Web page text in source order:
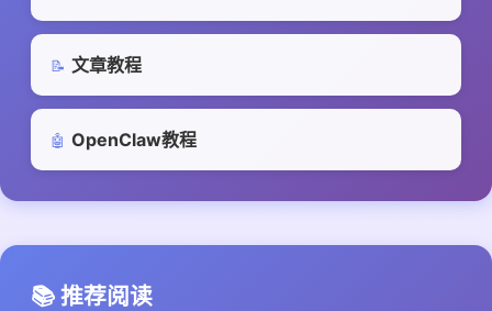
📝 文章教程
🤖 OpenClaw教程
📚 推荐阅读